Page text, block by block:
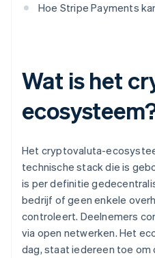
Hoe Stripe Payments
Wat is het
Het cryptovaluta-
technische stack die is
is per definitie
bedrijf of geen enkele
controleert. Deelnemers
via open netwerken. Het
dag, staat iedereen toe om